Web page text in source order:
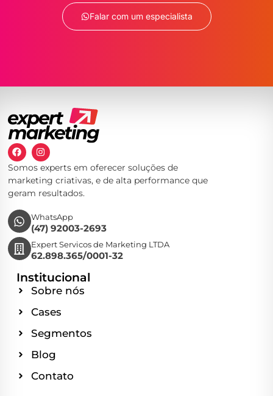
Falar com um especialista
Somos experts em oferecer soluções de
marketing criativas, e de alta performance que
geram resultados.
WhatsApp
(47) 92003-2693
Expert Servicos de Marketing LTDA
62.898.365/0001-32
Institucional
Sobre nós
Cases
Segmentos
Blog
Contato